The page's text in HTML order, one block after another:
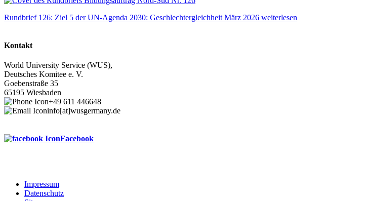
Rundbrief 126: Ziel 5 der UN-Agenda 2030: Geschlechtergleichheit März 2026 weiterlesen
Kontakt
World University Service (WUS),
Deutsches Komitee e. V.
Goebenstraße 35
65195 Wiesbaden
+49 611 446648
info[at]wusgermany.de
Facebook
Footer
Impressum
Datenschutz